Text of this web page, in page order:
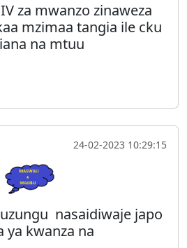
za mwanzo zinaweza
mzimaa tangia ile cku
na mtuu
24-02-2023 10:29:15
nasaidiwaje japo
ya kwanza na